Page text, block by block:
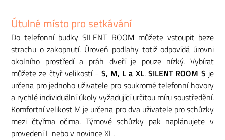
Útulné místo pro setkávání
Do telefonní budky SILENT ROOM můžete vstoupit beze
strachu o zakopnutí. Úroveň podlahy totiž odpovídá úrovni
okolního prostředí a práh dveří je pouze nízký. Vybírat
můžete ze čtyř velikostí - S, M, L a XL.SILENT ROOM S je
určena pro jednoho uživatele pro soukromé telefonní hovory
a rychlé individuální úkoly vyžadující určitou míru soustředění.
Komfortní velikost M je určena pro dva uživatele pro schůzky
mezi čtyřma očima. Týmové schůzky pak naplánujete v
provedení L nebo v novince XL.